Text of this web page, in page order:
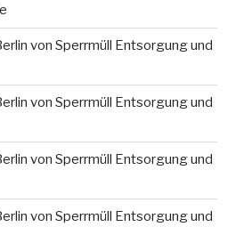
von Sperrmüll Entsorgung und
von Sperrmüll Entsorgung und
von Sperrmüll Entsorgung und
von Sperrmüll Entsorgung und